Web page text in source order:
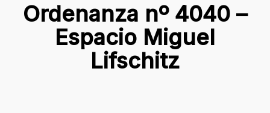
Ordenanza nº 4040 –
Espacio Miguel
Lifschitz